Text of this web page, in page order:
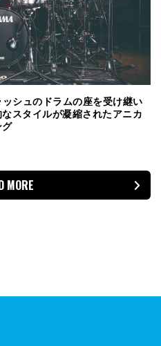
シュのドラムの座を受け継い
スタイルが凝縮されたアニカ
MORE